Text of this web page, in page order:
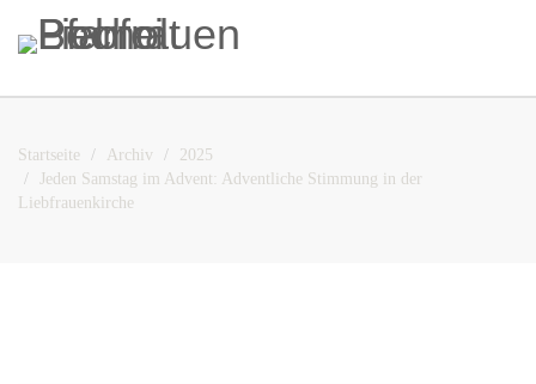
Startseite Archiv
2025
Jeden Samstag im Advent: Adventliche Stimmung in der
Liebfrauenkirche